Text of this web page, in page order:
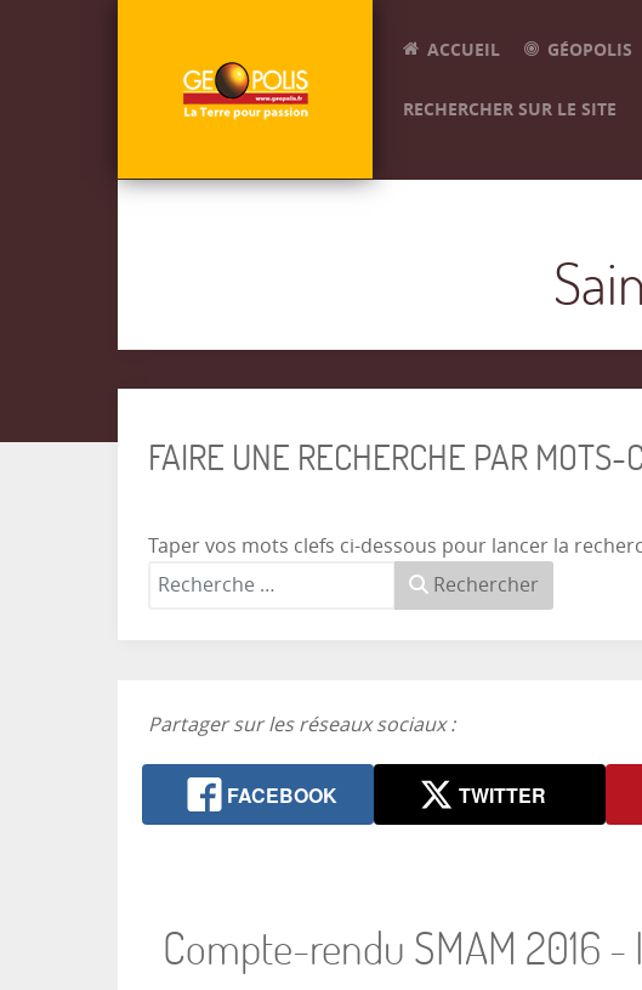
ACCUEIL GÉOPOLIS
RECHERCHER SUR LE SITE
FAIRE UNE RECHERCHE PAR MOTS-
Taper vos mots clefs ci-dessous pour lancer la
Rechercher
Partager sur les réseaux sociaux :
FACEBOOK TWITTER
Compte-rendu SMAM 2016